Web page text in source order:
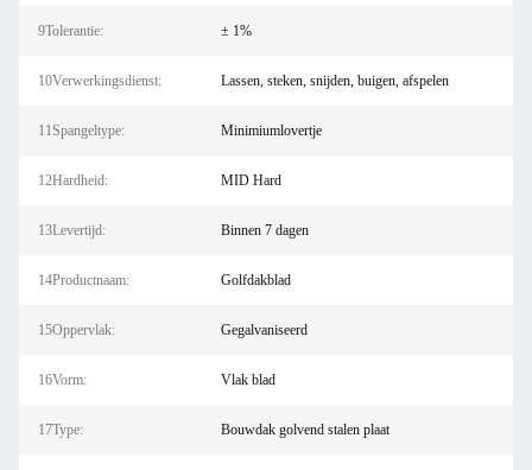
9Tolerantie: ± 1%
10Verwerkingsdienst: Lassen, steken, snijden, buigen, afspelen
11Spangeltype: Minimiumlovertje
12Hardheid: MID Hard
13Levertijd: Binnen 7 dagen
14Productnaam: Golfdakblad
15Oppervlak: Gegalvaniseerd
16Vorm: Vlak blad
17Type: Bouwdak golvend stalen plaat